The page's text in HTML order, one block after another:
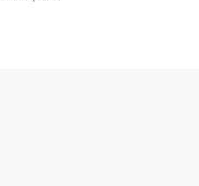
выбор по образцам.